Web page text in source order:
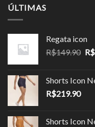
ÚLTIMAS
Regata icon
R$149.90 O
R$
Shorts Icon
R$219.90
Shorts Icon